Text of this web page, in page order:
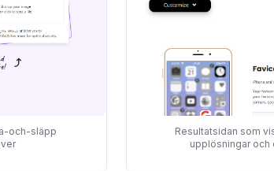
och-släpp
Resultatsidan som
upplösningar och